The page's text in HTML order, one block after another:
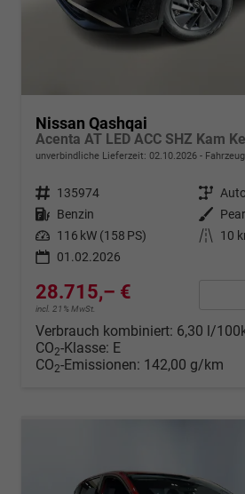
Nissan Qashqai
Acenta AT LED ACC SHZ Kam
unverbindliche Lieferzeit: 02.10.2026
Fahrzeugnr. 135974 Getriebe
Kraftstoff Benzin Außenfarbe
Leistung 116 kW (158 PS) Kilometerstand
10
01.02.2026
28.715,– €
incl. 21% MwSt.
Verbrauch kombiniert: 6,30 l/
CO2-Klasse: E
CO2-Emissionen: 142,00 g/km